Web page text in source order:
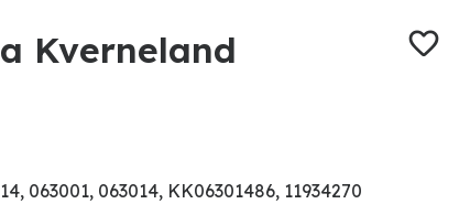
Kverneland
063001, 063014, KK06301486, 11934270